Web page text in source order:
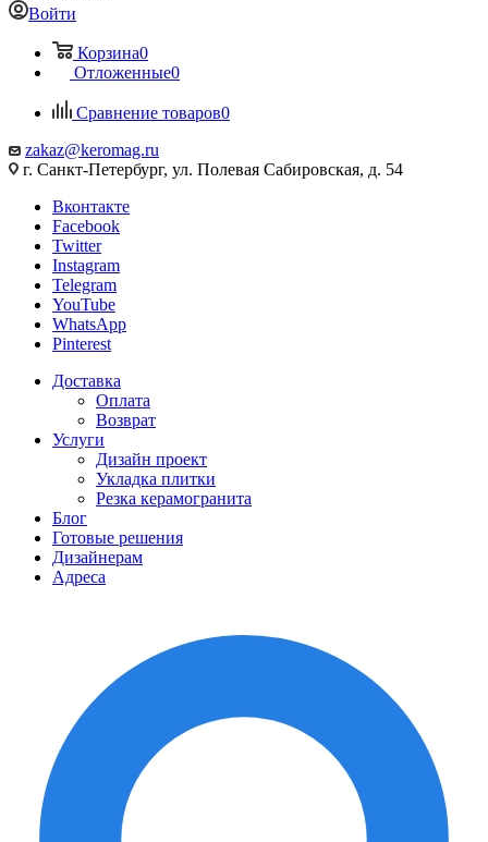
Войти
Корзина0
Отложенные0
Сравнение товаров0
zakaz@keromag.ru
г. Санкт-Петербург, ул. Полевая Сабировская, д. 54
Вконтакте
Facebook
Twitter
Instagram
Telegram
YouTube
WhatsApp
Pinterest
Доставка
Оплата
Возврат
Услуги
Дизайн проект
Укладка плитки
Резка керамогранита
Блог
Готовые решения
Дизайнерам
Адреса